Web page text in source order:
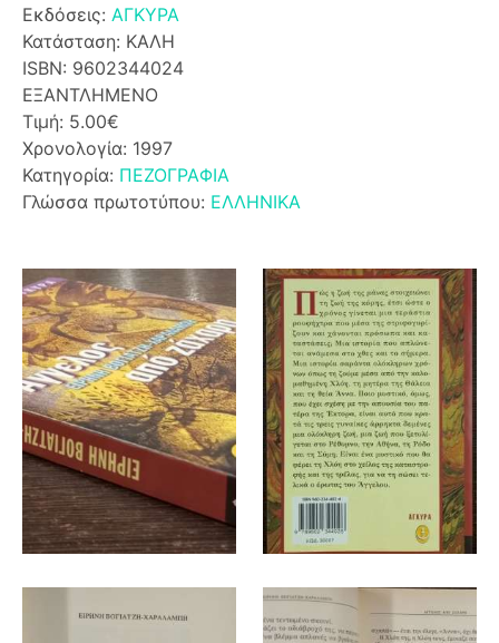
Εκδόσεις: ΑΓΚΥΡΑ
Κατάσταση: ΚΑΛΗ
ISBN: 9602344024
ΕΞΑΝΤΛΗΜΕΝΟ
Τιμή: 5.00€
Χρονολογία: 1997
Κατηγορία: ΠΕΖΟΓΡΑΦΙΑ
Γλώσσα πρωτοτύπου: ΕΛΛΗΝΙΚΑ